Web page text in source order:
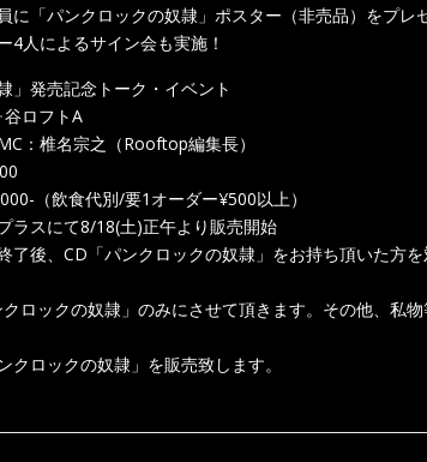
に「パンクロックの奴隷」ポスター（非売品）をプ
4人によるサイン会も実施！
」発売記念トーク・イベント
ロフトA
：椎名宗之（Rooftop編集長）
（飲食代別/要1オーダー¥500以上）
ラスにて8/18(土)正午より販売開始
了後、CD「パンクロックの奴隷」をお持ち頂いた方
クロックの奴隷」のみにさせて頂きます。その他、私
クロックの奴隷」を販売致します。